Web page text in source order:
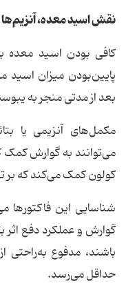
نقش اسید معده،
کافی بودن اسید معده
پایین‌بودن میزان اسید
بعد از مدتی منجر به
مکمل‌های آنزیمی یا
می‌توانند به گوارش کمک
کولون کمک می‌کند که بر
شناسایی این فاکتورها
گوارش و عملکرد دفع اثر
باشند، مدفوع به‌راحتی
حداقل می‌رسد.